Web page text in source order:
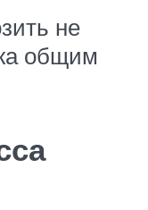
не
общим